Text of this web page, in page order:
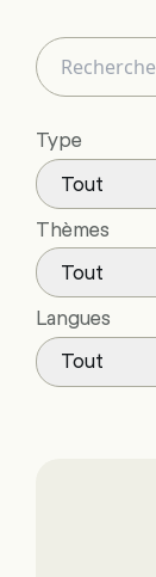
Type
Tout
Thèmes
Tout
Langues
Tout